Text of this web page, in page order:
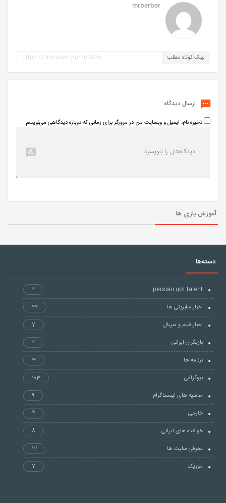
mrberber
لینک کوتاه مطلب
ارسال دیدگاه
ذخیره نام، ایمیل و وبسایت من در مرورگر برای زمانی که دوباره دیدگاهی می‌نویسم.
آموزش بازی ها
دسته‌ها
persian got talent
2
اخبار سلبریتی ها
22
اخبار فیلم و سریال
7
بازیگران ایرانی
2
برنامه ها
3
بیوگرافی
103
حاشیه های اینستاگرام
9
خارجی
4
خواننده های ایرانی
8
معرفی سایت ها
12
موزیک
7